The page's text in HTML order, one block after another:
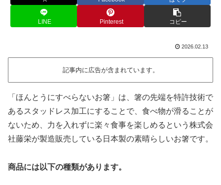
LINE Pinterest コピー
2026.02.13
記事内に広告が含まれています。
「ほんとうにすべらないお箸」は、箸の先端を特許技術で
あるスタッドレス加工にすることで、食べ物が滑ることが
ないため、力を入れずに楽々食事を楽しめるという株式会
社藤栄が製造販売している日本製の素晴らしいお箸です。
商品には以下の種類があります。